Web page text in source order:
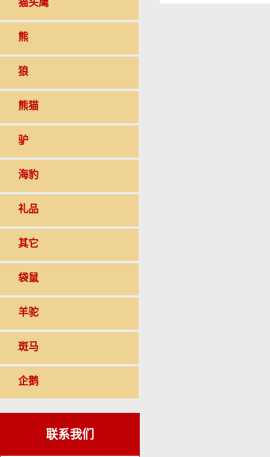
猫头鹰
熊
狼
熊猫
驴
海豹
礼品
其它
袋鼠
羊驼
斑马
企鹅
联系我们